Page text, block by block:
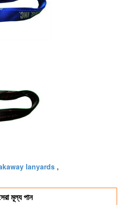
lanyards ,
মূল্য পান